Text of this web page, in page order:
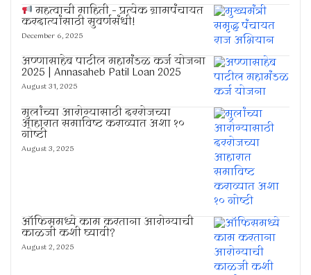
महत्वाची माहिती – प्रत्येक ग्रामपंचायत
करदात्यांसाठी सुवर्णसंधी!
December 6, 2025
अण्णासाहेब पाटील महामंडळ कर्ज योजना
2025 | Annasaheb Patil Loan 2025
August 31, 2025
मुलांच्या आरोग्यासाठी दररोजच्या
आहारात समाविष्ट कराव्यात अशा १०
गोष्टी
August 3, 2025
ऑफिसमध्ये काम करताना आरोग्याची
काळजी कशी घ्यावी?
August 2, 2025